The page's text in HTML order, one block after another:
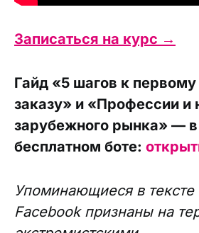
Записаться на курс →
Гайд «5 шагов к
заказу» и «Профессии и
зарубежного рынка» —
бесплатном боте:
Упоминающиеся в тексте
Facebook признаны на